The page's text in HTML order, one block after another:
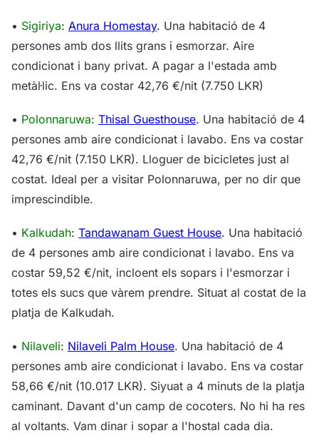
• Sigiriya: Anura Homestay. Una habitació de 4
persones amb dos llits grans i esmorzar. Aire
condicionat i bany privat. A pagar a l'estada amb
metàl·lic. Ens va costar 42,76 €/nit (7.750 LKR)
• Polonnaruwa: Thisal Guesthouse. Una habitació de 4
persones amb aire condicionat i lavabo. Ens va costar
42,76 €/nit (7.150 LKR). Lloguer de bicicletes just al
costat. Ideal per a visitar Polonnaruwa, per no dir que
imprescindible.
• Kalkudah: Tandawanam Guest House. Una habitació
de 4 persones amb aire condicionat i lavabo. Ens va
costar 59,52 €/nit, incloent els sopars i l'esmorzar i
totes els sucs que vàrem prendre. Situat al costat de la
platja de Kalkudah.
• Nilaveli: Nilaveli Palm House. Una habitació de 4
persones amb aire condicionat i lavabo. Ens va costar
58,66 €/nit (10.017 LKR). Siyuat a 4 minuts de la platja
caminant. Davant d'un camp de cocoters. No hi ha res
al voltants. Vam dinar i sopar a l'hostal cada dia.